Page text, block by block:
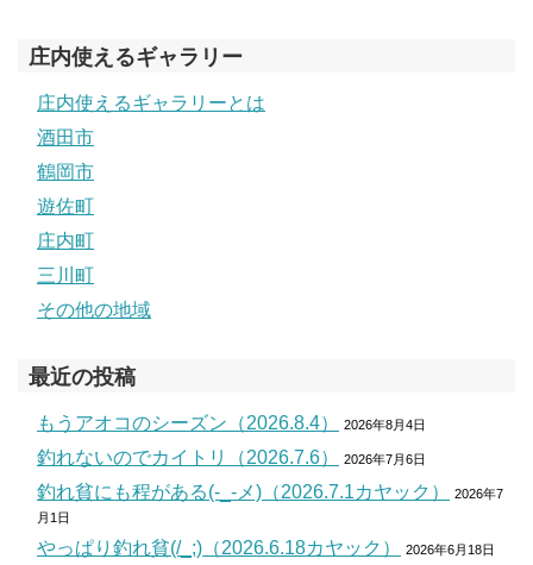
庄内使えるギャラリー
庄内使えるギャラリーとは
酒田市
鶴岡市
遊佐町
庄内町
三川町
その他の地域
最近の投稿
もうアオコのシーズン（2026.8.4） 2026年8月4日
釣れないのでカイトリ（2026.7.6） 2026年7月6日
釣れ貧にも程がある(-_-メ)（2026.7.1カヤック）
2026年7
月1日
やっぱり釣れ貧(/_;)（2026.6.18カヤック） 2026年6月18日